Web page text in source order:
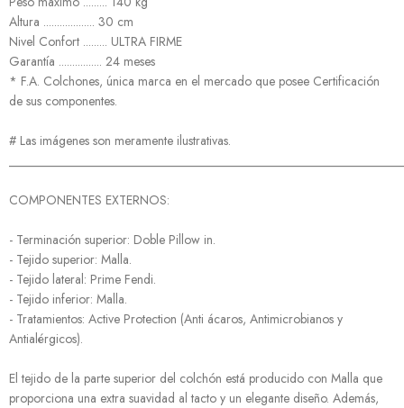
Altura ................... 30 cm
Nivel Confort ......... ULTRA FIRME
Garantía ................ 24 meses
* F.A. Colchones, única marca en el mercado que posee Certificación
de sus componentes.
# Las imágenes son meramente ilustrativas.
COMPONENTES EXTERNOS:
- Terminación superior: Doble Pillow in.
- Tejido superior: Malla.
- Tejido lateral: Prime Fendi.
- Tejido inferior: Malla.
- Tratamientos: Active Protection (Anti ácaros, Antimicrobianos y
Antialérgicos).
El tejido de la parte superior del colchón está producido con Malla que
proporciona una extra suavidad al tacto y un elegante diseño. Además,